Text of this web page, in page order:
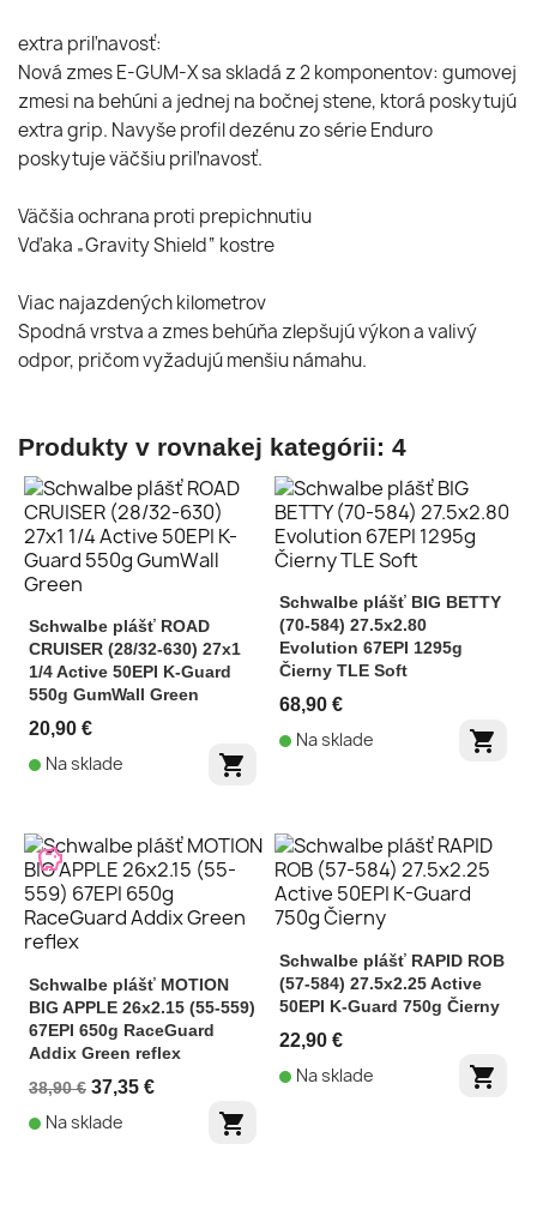
extra priľnavosť:
Nová zmes E-GUM-X sa skladá z 2 komponentov: gumovej
zmesi na behúni a jednej na bočnej stene, ktorá poskytujú
extra grip. Navyše profil dezénu zo série Enduro
poskytuje väčšiu priľnavosť.
Väčšia ochrana proti prepichnutiu
Vďaka „Gravity Shield“ kostre
Viac najazdených kilometrov
Spodná vrstva a zmes behúňa zlepšujú výkon a valivý
odpor, pričom vyžadujú menšiu námahu.
Produkty v rovnakej kategórii: 4
Schwalbe plášť ROAD
CRUISER (28/32-630) 27x1
1/4 Active 50EPI K-Guard
550g GumWall Green
20,90 €
shopping_cart
Na sklade
Schwalbe plášť BIG BETTY
(70-584) 27.5x2.80
Evolution 67EPI 1295g
Čierny TLE Soft
68,90 €
shopping_cart
Na sklade
Schwalbe plášť MOTION
BIG APPLE 26x2.15 (55-559)
67EPI 650g RaceGuard
Addix Green reflex
38,90 € 37,35 €
shopping_cart
Na sklade
savings
Schwalbe plášť RAPID ROB
(57-584) 27.5x2.25 Active
50EPI K-Guard 750g Čierny
22,90 €
shopping_cart
Na sklade